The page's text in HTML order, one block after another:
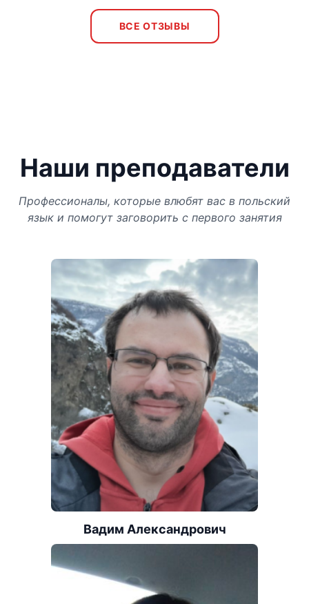
ВСЕ ОТЗЫВЫ
Наши преподаватели
Профессионалы, которые влюбят вас в польский
язык и помогут заговорить с первого занятия
Вадим Александрович